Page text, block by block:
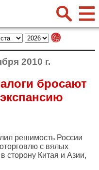
2010 г.
бросают
решимость России
с вялых
сторону Китая и Азии,